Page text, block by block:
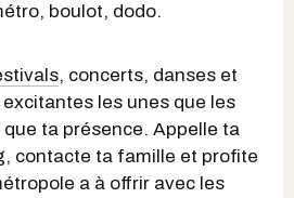
boulot, dodo.
, concerts, danses et
les unes que les
ta présence. Appelle ta
contacte ta famille et profite
a à offrir avec les